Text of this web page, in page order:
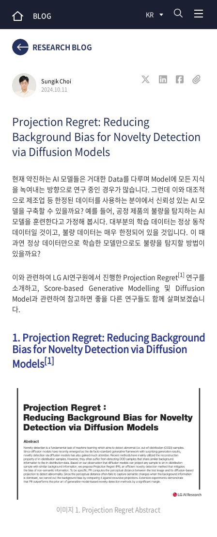
BLOG KR
RESEARCH BLOG
Sungik Choi
2024.10.11
Projection Regret: Reducing
Background Bias for Novelty Detection
via Diffusion Models
현재 약진하는 AI 모델들은 거대한 Data를 다루며 Model에 모든 지식
을 녹여내는 방향으로 연구 중인 경우가 많습니다. 그런데 이와 대조적
으로 제조업 등 한정된 데이터를 사용하는 분야에서 신뢰성 있는 AI 모
델을 구축할 수 있을까요? 예를 들어, 공정 제품의 불량을 탐지하는 AI
모델을 훈련한다고 가정해 봅시다. 대부분의 학습 데이터는 정상 동작
데이터일 것이고, 불량 데이터는 매우 한정되어 있을 것입니다. 이 때
과연 정상 데이터만으로 학습한 모델만으로도 불량을 탐지할 방법이
있을까요?
이와 관련하여 LG AI연구원에서 진행한 Projection Regret[1] 연구를
소개하고, Score-based Generative Modelling 및 Diffusion
Model과 관련하여 참고하면 좋을 다른 연구들도 함께 살펴보겠습니
다.
1. Projection Regret: Reducing Background
Bias for Novelty Detection via Diffusion
Models[1]
이미지 1. Projection Regret Abstract